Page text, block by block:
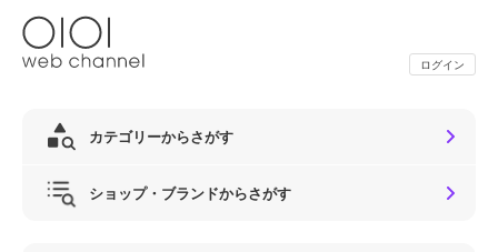
ログイン
カテゴリーからさがす
ショップ・ブランドからさがす